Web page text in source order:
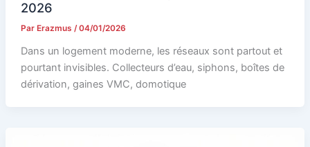
2026
Par Erazmus /04/01/2026
Dans un logement moderne, les réseaux sont partout et
pourtant invisibles. Collecteurs d’eau, siphons, boîtes de
dérivation, gaines VMC, domotique